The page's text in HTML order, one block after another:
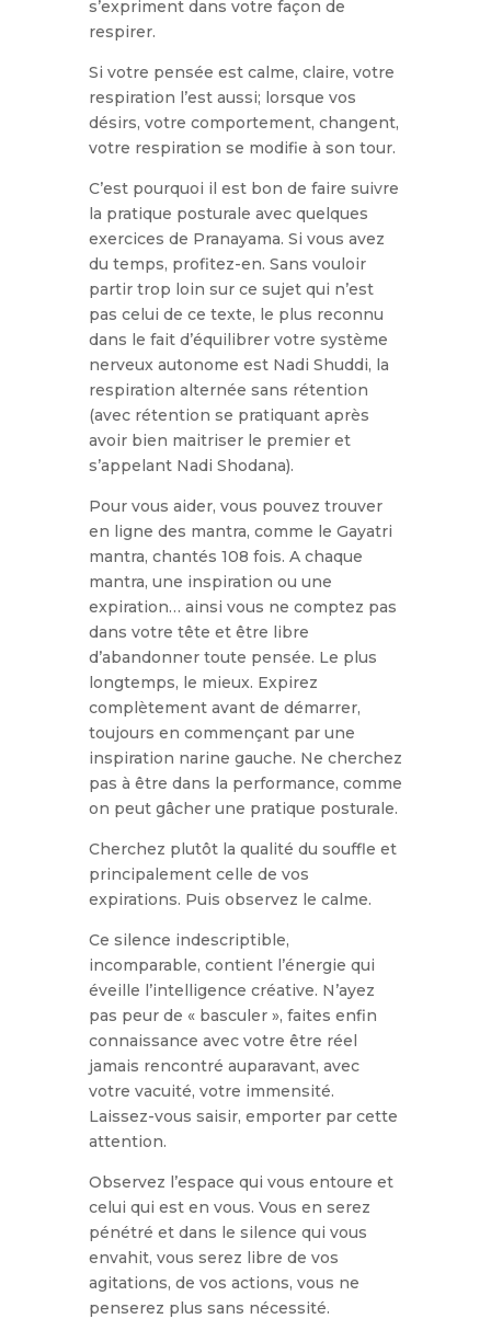
s’expriment dans votre façon de
respirer.
Si votre pensée est calme, claire, votre
respiration l’est aussi; lorsque vos
désirs, votre comportement, changent,
votre respiration se modifie à son tour.
C’est pourquoi il est bon de faire suivre
la pratique posturale avec quelques
exercices de Pranayama. Si vous avez
du temps, profitez-en. Sans vouloir
partir trop loin sur ce sujet qui n’est
pas celui de ce texte, le plus reconnu
dans le fait d’équilibrer votre système
nerveux autonome est Nadi Shuddi, la
respiration alternée sans rétention
(avec rétention se pratiquant après
avoir bien maitriser le premier et
s’appelant Nadi Shodana).
Pour vous aider, vous pouvez trouver
en ligne des mantra, comme le Gayatri
mantra, chantés 108 fois. A chaque
mantra, une inspiration ou une
expiration… ainsi vous ne comptez pas
dans votre tête et être libre
d’abandonner toute pensée. Le plus
longtemps, le mieux. Expirez
complètement avant de démarrer,
toujours en commençant par une
inspiration narine gauche. Ne cherchez
pas à être dans la performance, comme
on peut gâcher une pratique posturale.
Cherchez plutôt la qualité du souffle et
principalement celle de vos
expirations. Puis observez le calme.
Ce silence indescriptible,
incomparable, contient l’énergie qui
éveille l’intelligence créative. N’ayez
pas peur de « basculer », faites enfin
connaissance avec votre être réel
jamais rencontré auparavant, avec
votre vacuité, votre immensité.
Laissez-vous saisir, emporter par cette
attention.
Observez l’espace qui vous entoure et
celui qui est en vous. Vous en serez
pénétré et dans le silence qui vous
envahit, vous serez libre de vos
agitations, de vos actions, vous ne
penserez plus sans nécessité.